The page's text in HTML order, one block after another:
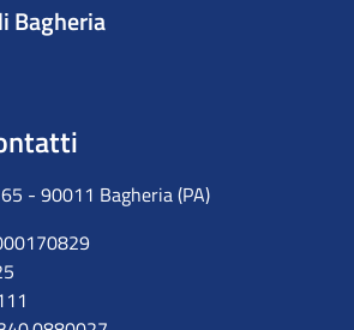
Bagheria
- 90011 Bagheria (PA)